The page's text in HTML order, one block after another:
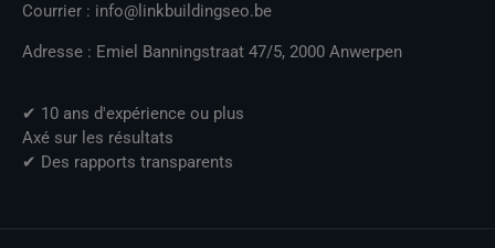
Courrier : info@linkbuildingseo.be
Adresse : Emiel Banningstraat 47/5, 2000 Anwerpen
✔ 10 ans d'expérience ou plus
Axé sur les résultats
✔ Des rapports transparents